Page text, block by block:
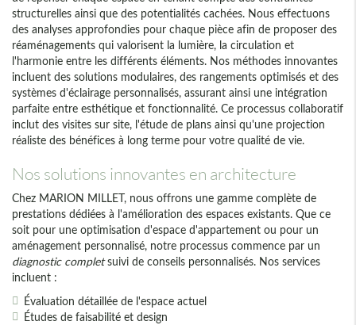
structurelles ainsi que des potentialités cachées. Nous effectuons
des analyses approfondies pour chaque pièce afin de proposer des
réaménagements qui valorisent la lumière, la circulation et
l'harmonie entre les différents éléments. Nos méthodes innovantes
incluent des solutions modulaires, des rangements optimisés et des
systèmes d'éclairage personnalisés, assurant ainsi une intégration
parfaite entre esthétique et fonctionnalité. Ce processus collaboratif
inclut des visites sur site, l'étude de plans ainsi qu'une projection
réaliste des bénéfices à long terme pour votre qualité de vie.
Nos solutions innovantes en architecture
Chez MARION MILLET, nous offrons une gamme complète de
prestations dédiées à l'amélioration des espaces existants. Que ce
soit pour une optimisation d'espace d'appartement ou pour un
aménagement personnalisé, notre processus commence par un
diagnostic completsuivi de conseils personnalisés. Nos services
incluent :
Évaluation détaillée de l'espace actuel
Études de faisabilité et design